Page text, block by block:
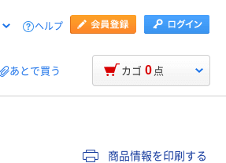
ヘルプ
あとで買う カゴ 0 点
商品情報を印刷する